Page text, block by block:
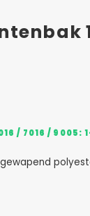
/ 7016 / 9005: